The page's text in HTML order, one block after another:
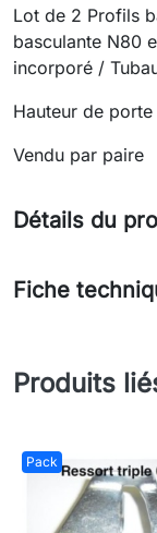
Lot de 2 Profils
basculante N80
incorporé /
Hauteur de
Vendu par paire
Détails du
Fiche
Produits
Pack